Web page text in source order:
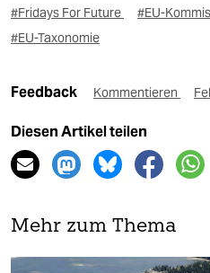
#Fridays For Future #EU-
#EU-Taxonomie
Feedback Kommentieren
Diesen Artikel teilen
Mehr zum Thema